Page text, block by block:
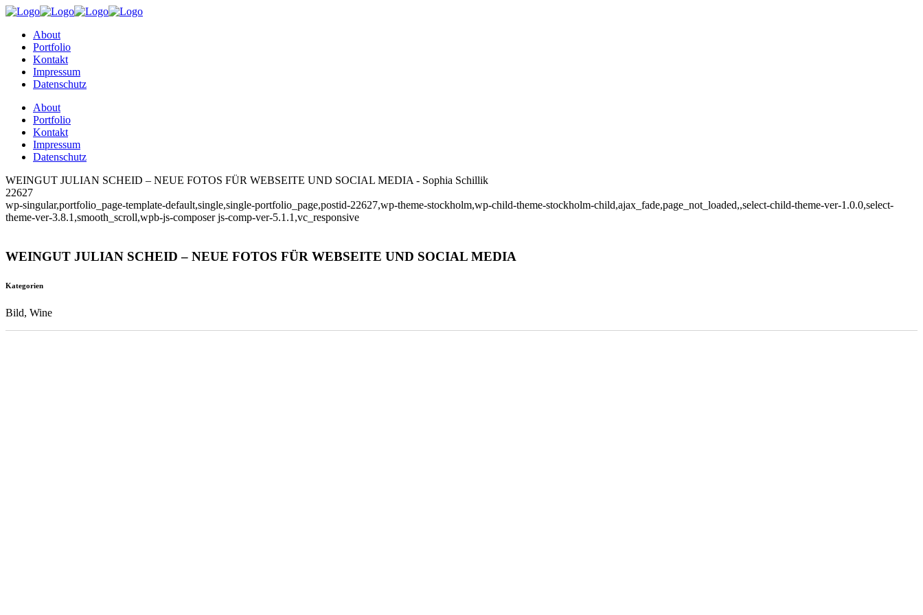
About
Portfolio
Kontakt
Impressum
Datenschutz
About
Portfolio
Kontakt
Impressum
Datenschutz
WEINGUT JULIAN SCHEID – NEUE FOTOS FÜR WEBSEITE UND SOCIAL MEDIA - Sophia Schillik
22627
wp-singular,portfolio_page-template-default,single,single-portfolio_page,postid-22627,wp-theme-stockholm,wp-child-theme-stockholm-child,ajax_fade,page_not_loaded,,select-child-theme-ver-1.0.0,select-
theme-ver-3.8.1,smooth_scroll,wpb-js-composer js-comp-ver-5.1.1,vc_responsive
WEINGUT JULIAN SCHEID – NEUE FOTOS FÜR WEBSEITE UND SOCIAL MEDIA
Kategorien
Bild, Wine